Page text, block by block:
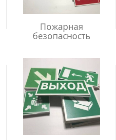
Пожарная
безопасность